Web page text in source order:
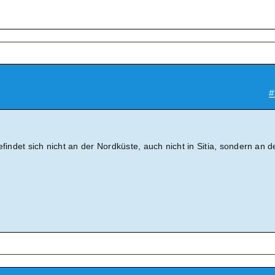
sich nicht an der Nordküste, auch nicht in Sitia, sondern an